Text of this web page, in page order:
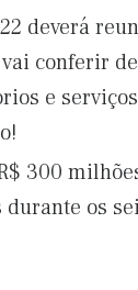
deverá
conferir
e
300
os